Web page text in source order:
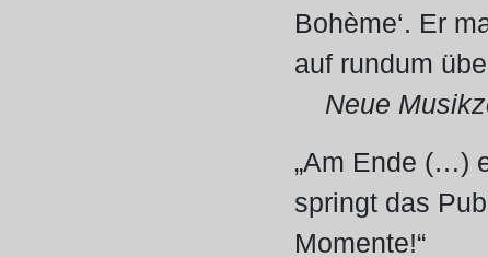
Bohème‘. Er
auf rundum
Neue
„Am Ende (…)
springt das
Momente!“